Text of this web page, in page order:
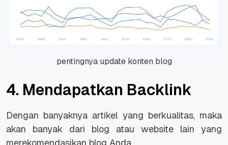
pentingnya update konten blog
4. Mendapatkan Backlink
Dengan banyaknya artikel yang berkualitas, maka
akan banyak dari blog atau website lain yang